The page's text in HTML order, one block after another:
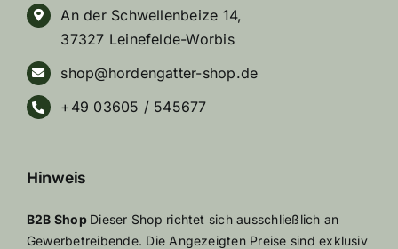
An der Schwellenbeize 14,
37327 Leinefelde-Worbis
shop@hordengatter-shop.de
+49 03605 / 545677
Hinweis
B2B Shop Dieser Shop richtet sich ausschließlich an
Gewerbetreibende. Die Angezeigten Preise sind exklusiv